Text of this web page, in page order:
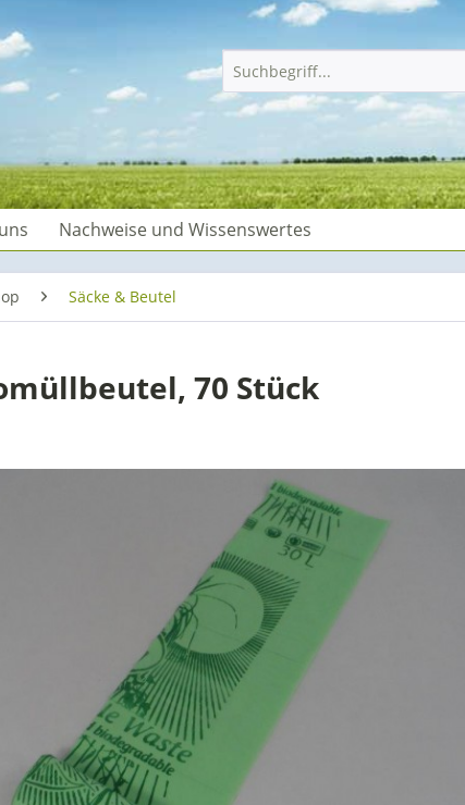
Nachweise und Wissenswertes
Säcke & Beutel
70 Stück